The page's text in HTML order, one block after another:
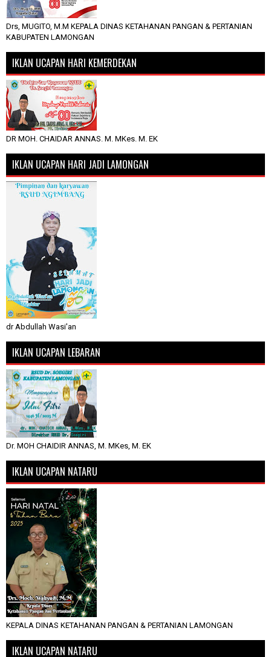
Drs, MUGITO, M.M KEPALA DINAS KETAHANAN PANGAN & PERTANIAN
KABUPATEN LAMONGAN
IKLAN UCAPAN HARI KEMERDEKAN
DR MOH. CHAIDAR ANNAS. M. MKes. M. EK
IKLAN UCAPAN HARI JADI LAMONGAN
dr Abdullah Wasi'an
IKLAN UCAPAN LEBARAN
Dr. MOH CHAIDIR ANNAS, M. MKes, M. EK
IKLAN UCAPAN NATARU
KEPALA DINAS KETAHANAN PANGAN & PERTANIAN LAMONGAN
IKLAN UCAPAN NATARU